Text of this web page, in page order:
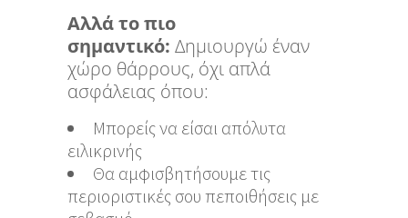
Αλλά το πιο
σημαντικό: Δημιουργώ έναν
χώρο θάρρους, όχι απλά
ασφάλειας όπου:
Μπορείς να είσαι απόλυτα
ειλικρινής
Θα αμφισβητήσουμε τις
περιοριστικές σου πεποιθήσεις με